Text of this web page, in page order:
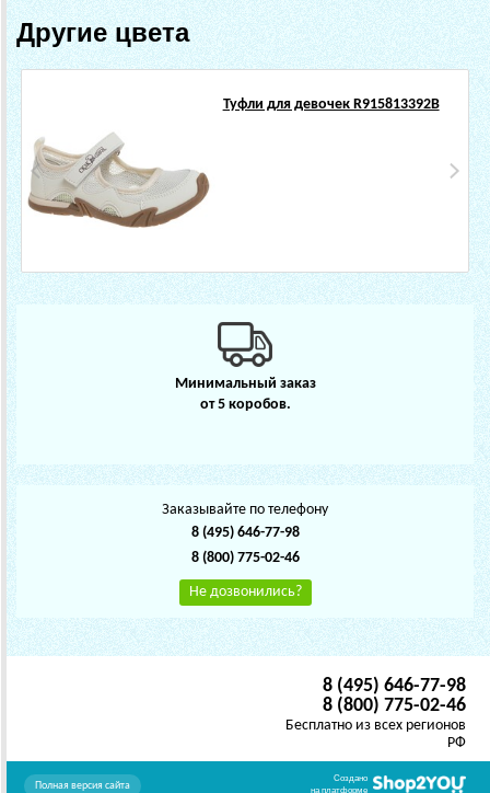
Другие цвета
Туфли для девочек R915813392B
Минимальный заказ
от 5 коробов.
Заказывайте по телефону
8 (495) 646-77-98
8 (800) 775-02-46
Не дозвонились?
8 (495) 646-77-98
8 (800) 775-02-46
Бесплатно из всех регионов
РФ
Создано
на платформе
Полная версия сайта